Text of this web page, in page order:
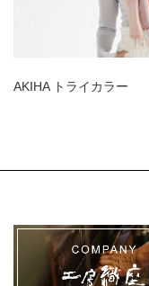
AKIHA トライカラー